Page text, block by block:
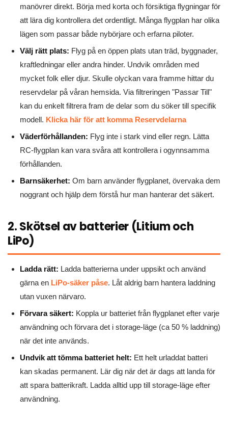
manövrer direkt. Börja med korta och försiktiga flygningar för
att lära dig kontrollera det ordentligt. Många flygplan har olika
lägen som passar både nybörjare och erfarna piloter.
Välj rätt plats: Flyg på en öppen plats utan träd, byggnader,
kraftledningar eller andra hinder. Undvik områden med
mycket folk eller djur. Skulle olyckan vara framme hittar du
reservdelar på våran hemsida. Via filtreringen "Passar Till"
kan du enkelt filtrera fram de delar som du söker till specifik
modell. Klicka här för att komma Reservdelarna
Väderförhållanden: Flyg inte i stark vind eller regn. Lätta
RC-flygplan kan vara svåra att kontrollera i ogynnsamma
förhållanden.
Barnsäkerhet: Om barn använder flygplanet, övervaka dem
noggrant och hjälp dem förstå hur man hanterar det säkert.
2. Skötsel av batterier (Litium och
LiPo)
Ladda rätt: Ladda batterierna under uppsikt och använd
gärna en LiPo-säker påse. Låt aldrig barn hantera laddning
utan vuxen närvaro.
Förvara säkert: Koppla ur batteriet från flygplanet efter varje
användning och förvara det i storage-läge (ca 50 % laddning)
när det inte används.
Undvik att tömma batteriet helt: Ett helt urladdat batteri
kan skadas permanent. Lär dig när det är dags att landa för
att spara batterikraft. Ladda alltid upp till storage-läge efter
användning.